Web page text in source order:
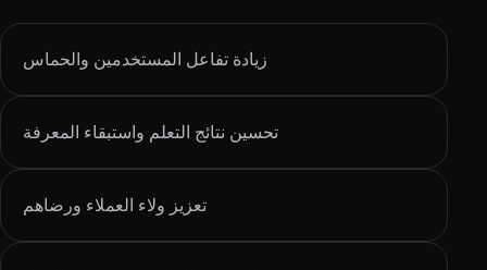
زيادة تفاعل المستخدمين والحماس
تحسين نتائج التعلم واستبقاء المعرفة
تعزيز ولاء العملاء ورضاهم